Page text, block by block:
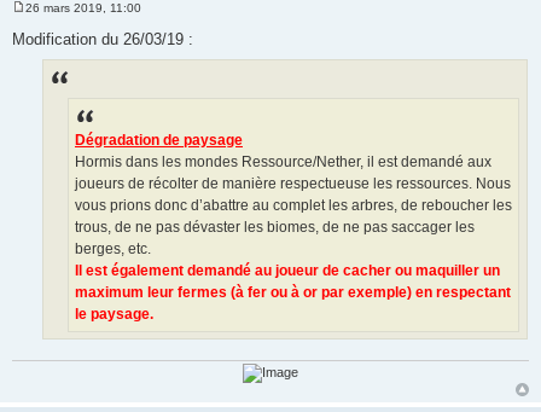
e
s
26 mars 2019, 11:00
Modification du 26/03/19 :
Dégradation de paysage
Hormis dans les mondes Ressource/Nether, il est demandé aux
joueurs de récolter de manière respectueuse les ressources. Nous
vous prions donc d’abattre au complet les arbres, de reboucher les
trous, de ne pas dévaster les biomes, de ne pas saccager les
berges, etc.
Il est également demandé au joueur de cacher ou maquiller un
maximum leur fermes (à fer ou à or par exemple) en respectant
le paysage.